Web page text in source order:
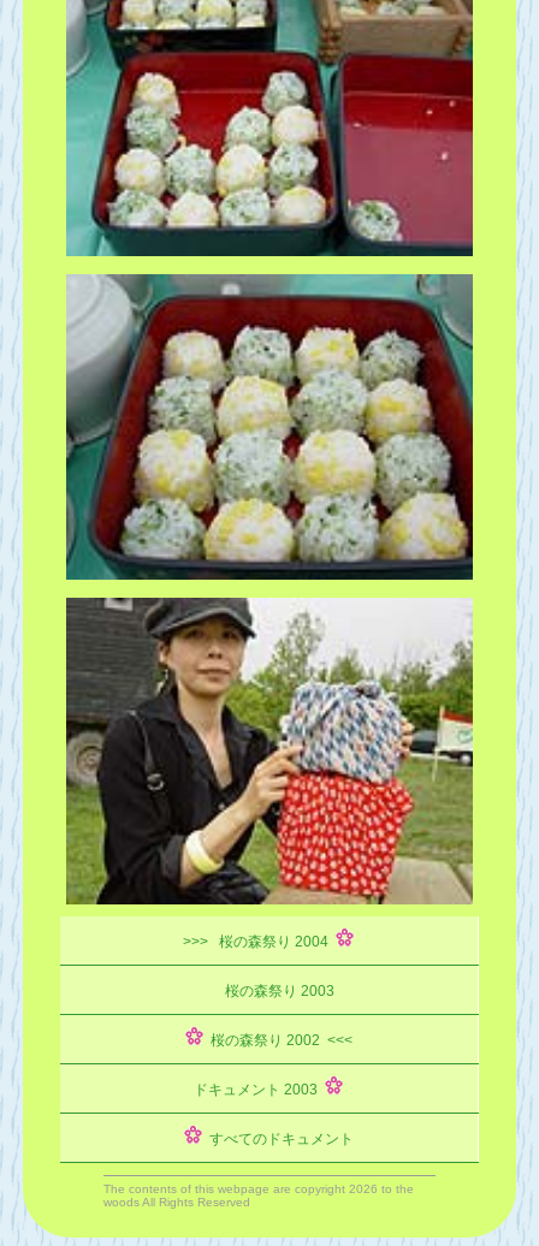
>>> 桜の森祭り 2004
桜の森祭り 2003
桜の森祭り 2002 <<<
ドキュメント 2003
すべてのドキュメント
The contents of this webpage are copyright 2026 to the
woods All Rights Reserved